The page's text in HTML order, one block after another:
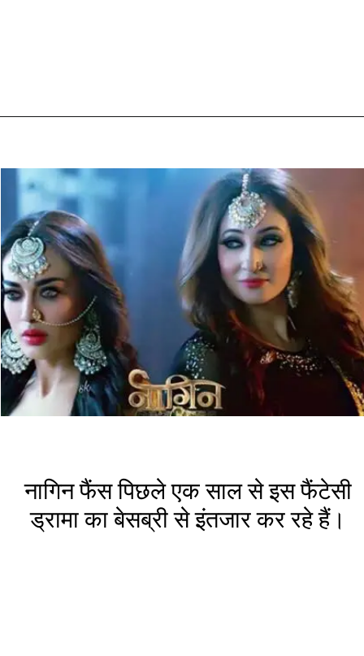
नागिन फैंस पिछले एक साल से इस फैंटेसी
ड्रामा का बेसब्री से इंतजार कर रहे हैं।